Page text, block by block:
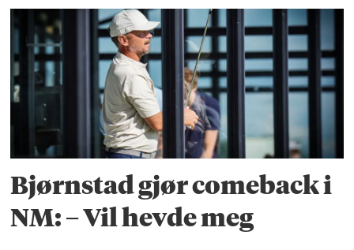
Bjørnstad gjør comeback i
NM: – Vil hevde meg